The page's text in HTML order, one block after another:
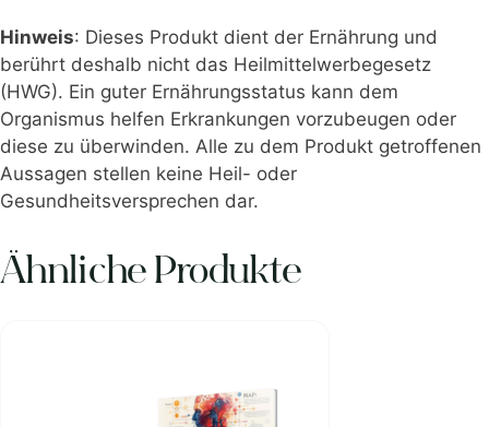
Hinweis: Dieses Produkt dient der Ernährung und
berührt deshalb nicht das Heilmittelwerbegesetz
(HWG). Ein guter Ernährungsstatus kann dem
Organismus helfen Erkrankungen vorzubeugen oder
diese zu überwinden. Alle zu dem Produkt getroffenen
Aussagen stellen keine Heil- oder
Gesundheitsversprechen dar.
Ähnliche Produkte